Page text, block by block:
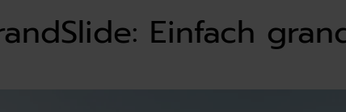
Einfach